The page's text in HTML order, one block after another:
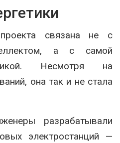
связана не с
а с самой
Несмотря на
она так и не стала
разрабатывали
электростанций —